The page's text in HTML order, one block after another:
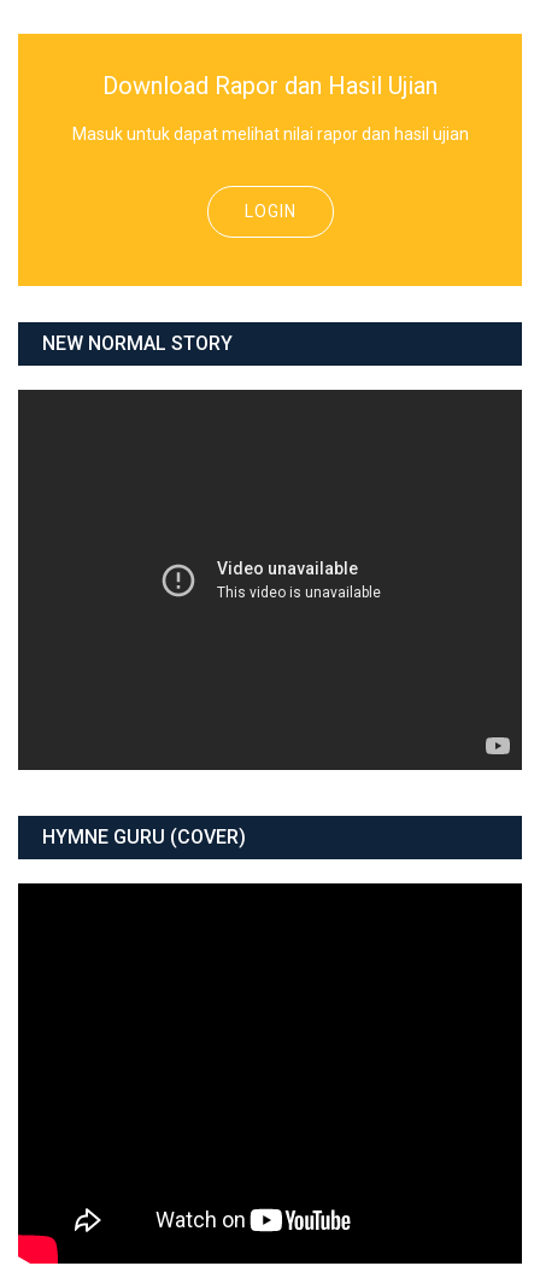
Download Rapor dan Hasil Ujian
Masuk untuk dapat melihat nilai rapor dan hasil ujian
LOGIN
NEW NORMAL STORY
HYMNE GURU (COVER)